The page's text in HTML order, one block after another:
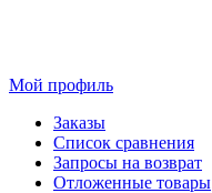
Мой профиль
Заказы
Список сравнения
Запросы на возврат
Отложенные товары